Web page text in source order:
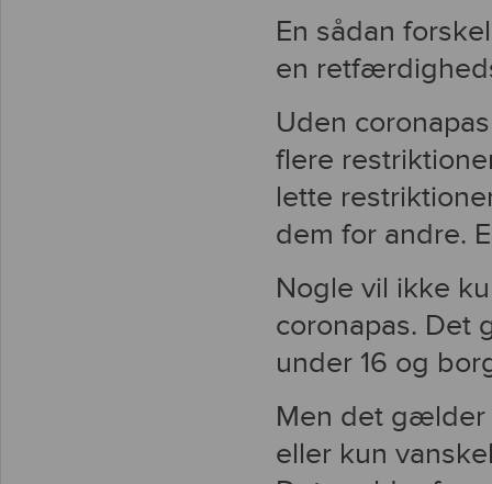
En sådan
en
Uden
flere
lette
dem for andre.
Nogle vil ikke
coronapas. Det
under 16 og
Men det gælder
eller kun